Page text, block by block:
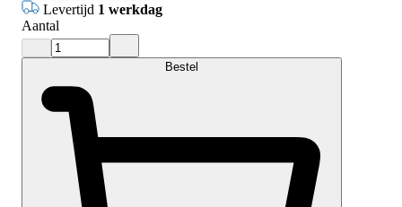
Levertijd 1 werkdag
Aantal
Bestel